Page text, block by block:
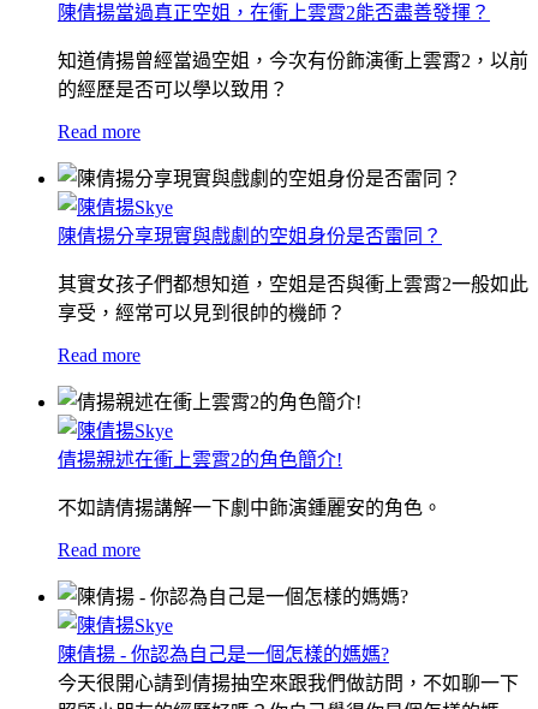
陳倩揚當過真正空姐，在衝上雲霄2能否盡善發揮？
知道倩揚曾經當過空姐，今次有份飾演衝上雲霄2，以前
的經歷是否可以學以致用？
Read more
陳倩揚分享現實與戲劇的空姐身份是否雷同？
其實女孩子們都想知道，空姐是否與衝上雲霄2一般如此
享受，經常可以見到很帥的機師？
Read more
倩揚親述在衝上雲霄2的角色簡介!
不如請倩揚講解一下劇中飾演鍾麗安的角色。
Read more
陳倩揚 - 你認為自己是一個怎樣的媽媽?
今天很開心請到倩揚抽空來跟我們做訪問，不如聊一下